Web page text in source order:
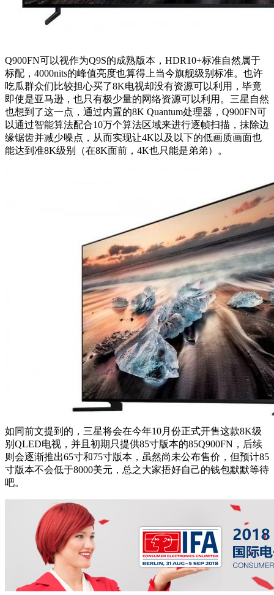
Q900FN可以视作为Q9S的成熟版本，HDR10+标准自然属于
标配，4000nits的峰值亮度也算得上当今旗舰级别标准。也许
吃瓜群众们比较担心买了8K电视却没有资源可以利用，毕竟
即使是亚马逊，也只有极少量的网络资源可以利用。三星自然
也想到了这一点，通过内置的8K Quantum处理器，Q900FN可
以通过智能算法配合10万个算法区域来进行逐帧扫描，抹除边
缘锯齿并减少噪点，从而实现让4K以及以下的低画质画面也
能达到准8K级别（在8K面前，4K也只能是弟弟）。
如同前文提到的，三星将会在今年10月份正式开售这款8K级
别QLED电视，并且初期只提供85寸版本的85Q900FN，后续
则会逐渐推出65寸和75寸版本，虽然尚未公布售价，但预计85
寸版本不会低于8000美元，总之大家捂好自己的钱包默默等待
吧。